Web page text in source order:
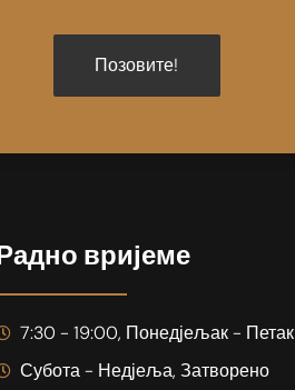
Позовите!
Радно вријеме
7:30 - 19:00, Понедјељак - Петак
Субота - Недјеља, Затворено